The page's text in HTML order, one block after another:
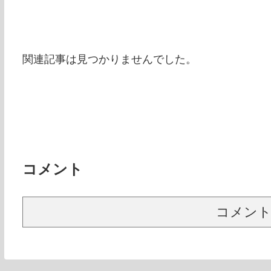
関連記事は見つかりませんでした。
コメント
コメン